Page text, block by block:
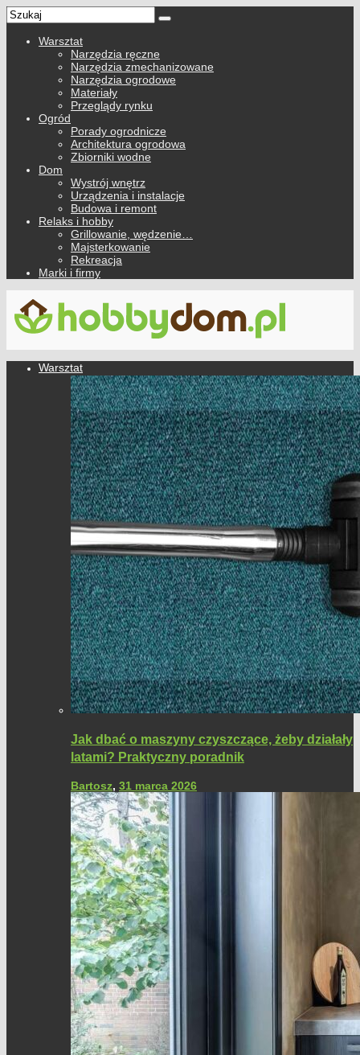
Warsztat
Narzędzia ręczne
Narzędzia zmechanizowane
Narzędzia ogrodowe
Materiały
Przeglądy rynku
Ogród
Porady ogrodnicze
Architektura ogrodowa
Zbiorniki wodne
Dom
Wystrój wnętrz
Urządzenia i instalacje
Budowa i remont
Relaks i hobby
Grillowanie, wędzenie…
Majsterkowanie
Rekreacja
Marki i firmy
Warsztat
Jak dbać o maszyny czyszczące, żeby działały
latami? Praktyczny poradnik
Bartosz, 31 marca 2026